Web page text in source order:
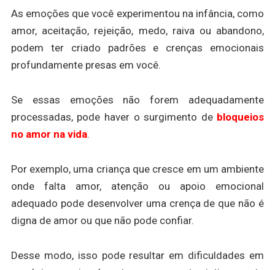
As emoções que você experimentou na infância, como
amor, aceitação, rejeição, medo, raiva ou abandono,
podem ter criado padrões e crenças emocionais
profundamente presas em você.
Se essas emoções não forem adequadamente
processadas, pode haver o surgimento de bloqueios
no amor na vida.
Por exemplo, uma criança que cresce em um ambiente
onde falta amor, atenção ou apoio emocional
adequado pode desenvolver uma crença de que não é
digna de amor ou que não pode confiar.
Desse modo, isso pode resultar em dificuldades em